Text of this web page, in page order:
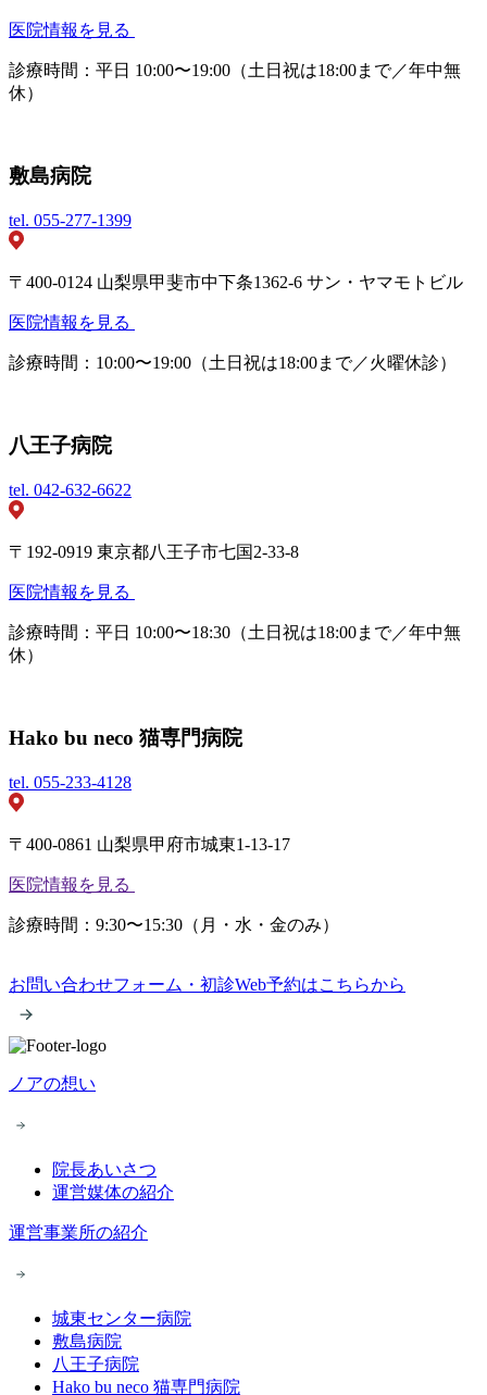
医院情報を見る
診療時間：平日 10:00〜19:00（土日祝は18:00まで／年中無
休）
敷島病院
tel. 055-277-1399
〒400-0124 山梨県甲斐市中下条1362-6 サン・ヤマモトビル
医院情報を見る
診療時間：10:00〜19:00（土日祝は18:00まで／火曜休診）
八王子病院
tel. 042-632-6622
〒192-0919 東京都八王子市七国2-33-8
医院情報を見る
診療時間：平日 10:00〜18:30（土日祝は18:00まで／年中無
休）
Hako bu neco 猫専門病院
tel. 055-233-4128
〒400-0861 山梨県甲府市城東1-13-17
医院情報を見る
診療時間：9:30〜15:30（月・水・金のみ）
お問い合わせフォーム・初診Web予約はこちらから
ノアの想い
院長あいさつ
運営媒体の紹介
運営事業所の紹介
城東センター病院
敷島病院
八王子病院
Hako bu neco 猫専門病院